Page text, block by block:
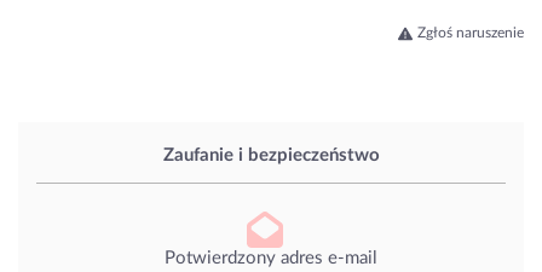
Zaufanie i bezpieczeństwo
Potwierdzony adres e-mail
Zgłoś naruszenie